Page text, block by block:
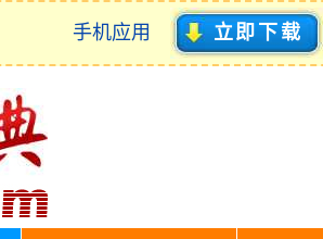
手机应用 立即下载